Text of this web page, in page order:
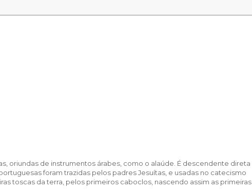
oriundas de instrumentos árabes, como o alaúde. É descendente direta
foram trazidas pelos padres Jesuítas, e usadas no catecismo
toscas da terra, pelos primeiros caboclos, nascendo assim as primeiras